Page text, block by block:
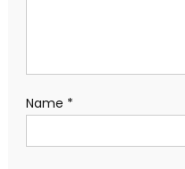
Name *